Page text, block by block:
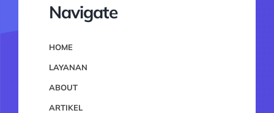
Navigate
HOME
LAYANAN
ABOUT
ARTIKEL